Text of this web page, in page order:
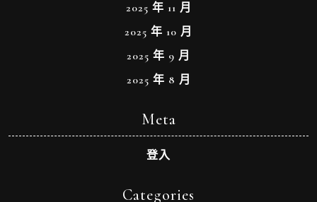
2025 年 11 月
2025 年 10 月
2025 年 9 月
2025 年 8 月
Meta
登入
Categories